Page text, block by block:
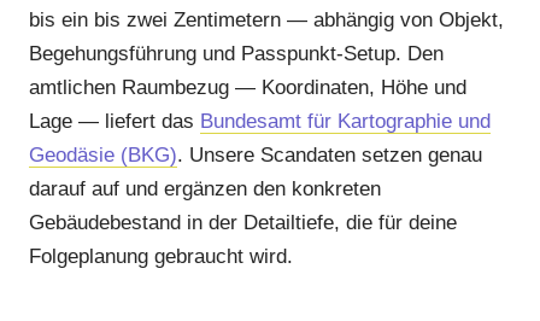
bis ein bis zwei Zentimetern — abhängig von Objekt,
Begehungsführung und Passpunkt-Setup. Den
amtlichen Raumbezug — Koordinaten, Höhe und
Lage — liefert das Bundesamt für Kartographie und
Geodäsie (BKG). Unsere Scandaten setzen genau
darauf auf und ergänzen den konkreten
Gebäudebestand in der Detailtiefe, die für deine
Folgeplanung gebraucht wird.